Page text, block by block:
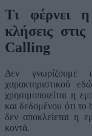
Τι φέρνει
κλήσεις
Calling
Δεν γνωρίζουμε
χαρακτηριστικού
χρησιμοποιείται η
και δεδομένου ότι
δεν αποκλείεται η
κοντά.